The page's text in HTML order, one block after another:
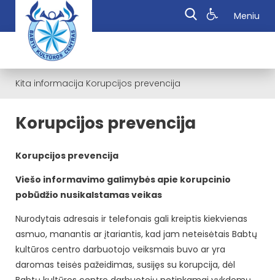
Meniu
Kita informacija Korupcijos prevencija
Korupcijos prevencija
Korupcijos prevencija
Viešo informavimo galimybės apie korupcinio
pobūdžio nusikalstamas veikas
Nurodytais adresais ir telefonais gali kreiptis kiekvienas
asmuo, manantis ar įtariantis, kad jam neteisėtais Babtų
kultūros centro darbuotojo veiksmais buvo ar yra
daromas teisės pažeidimas, susijęs su korupcija, dėl